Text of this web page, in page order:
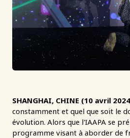
SHANGHAI, CHINE (10 avril
constamment et quel que soit le
évolution. Alors que l'IAAPA se
programme visant à aborder de